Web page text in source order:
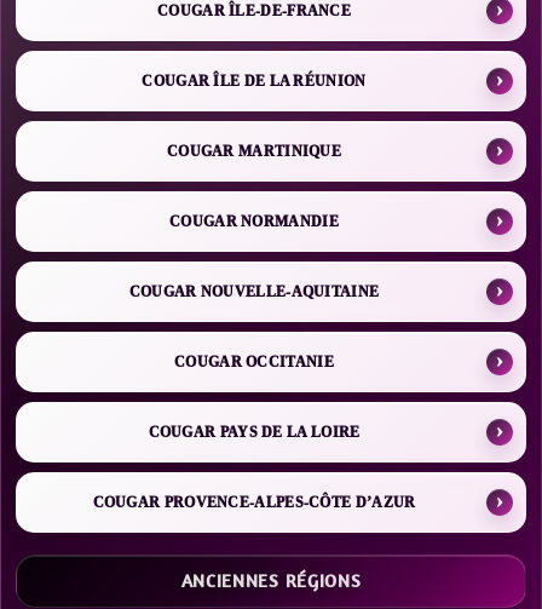
COUGAR ÎLE-DE-FRANCE
COUGAR ÎLE DE LA RÉUNION
COUGAR MARTINIQUE
COUGAR NORMANDIE
COUGAR NOUVELLE-AQUITAINE
COUGAR OCCITANIE
COUGAR PAYS DE LA LOIRE
COUGAR PROVENCE-ALPES-CÔTE D’AZUR
ANCIENNES RÉGIONS